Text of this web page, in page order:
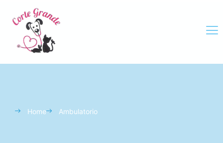
Home Ambulatorio